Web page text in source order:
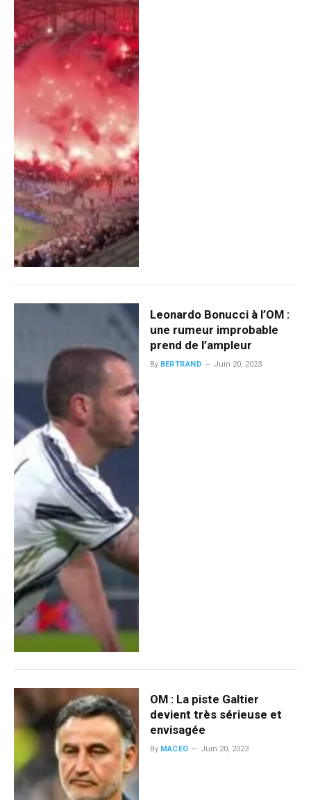
Leonardo Bonucci à l’OM :
une rumeur improbable
prend de l’ampleur
By BERTRAND Juin 20, 2023
OM : La piste Galtier
devient très sérieuse et
envisagée
By MACEO Juin 20, 2023